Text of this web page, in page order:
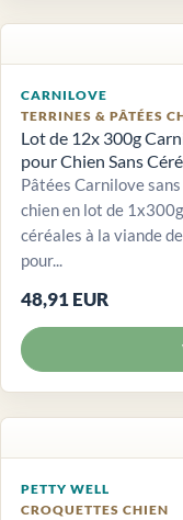
CARNILOVE
TERRINES & PÂTÉES
Lot de 12x 300g
pour Chien Sans
Pâtées Carnilove
chien en lot de
céréales à la viande
pour...
48,91 EUR
PETTY WELL
CROQUETTES CHIEN